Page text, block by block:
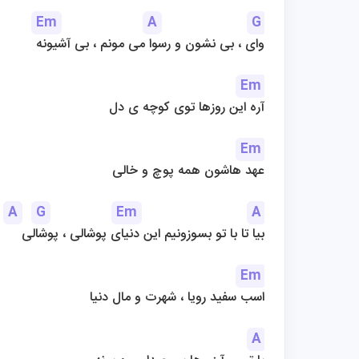
Em A
G
وای ، بی نشون و رسوا می مونم ، بی آشیونه
Em
آره این روزها توی کوچه ی دل
Em
عهد هاشون همه پوچ و خالی
A
G Em
A
بیا تا با تو بسوزونیم این دنیای پوشالی ، پوشالی
Em
اسب سفید رویا ، شهرت و مال دنیا
A